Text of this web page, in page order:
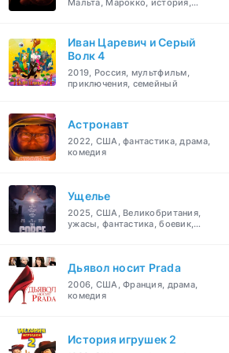
Иван Царевич и Серый
Волк 4
2019, Россия, мультфильм,
приключения, семейный
Астронавт
2022, США, фантастика, драма,
комедия
Ущелье
2025, США, Великобритания,
ужасы, фантастика, боевик,
Дьявол носит Prada
2006, США, Франция, драма,
комедия
История игрушек 2